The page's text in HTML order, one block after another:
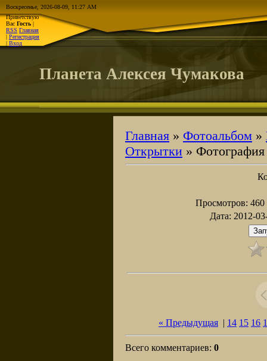
Воскресенье, 2026-08-09, 11:27 AM
Приветствую
Вас Гость |
RSS Главная
| Регистрация
| Вход
Планета Алексея Чумакова
Главная » Фотоальбом »
Открытки »
Просмотров:
Дата: 2012-
« Предыдущая | 14 15 16
Всего комментариев: 0